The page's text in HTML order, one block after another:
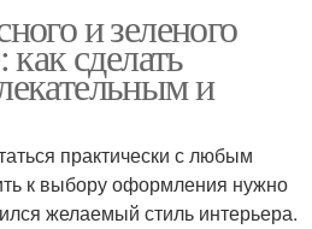
и зеленого
сделать
и
практически с любым
к выбору оформления нужно
желаемый стиль интерьера.